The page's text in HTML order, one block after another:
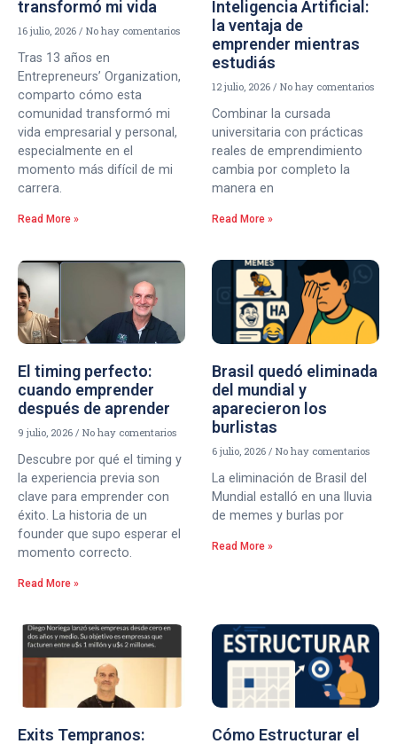
transformó mi vida
16 julio, 2026 No hay comentarios
Tras 13 años en
Entrepreneurs’ Organization,
comparto cómo esta
comunidad transformó mi
vida empresarial y personal,
especialmente en el
momento más difícil de mi
carrera.
Read More »
Inteligencia Artificial:
la ventaja de
emprender mientras
estudiás
12 julio, 2026 No hay comentarios
Combinar la cursada
universitaria con prácticas
reales de emprendimiento
cambia por completo la
manera en
Read More »
El timing perfecto:
cuando emprender
después de aprender
9 julio, 2026 No hay comentarios
Descubre por qué el timing y
la experiencia previa son
clave para emprender con
éxito. La historia de un
founder que supo esperar el
momento correcto.
Read More »
Brasil quedó eliminada
del mundial y
aparecieron los
burlistas
6 julio, 2026 No hay comentarios
La eliminación de Brasil del
Mundial estalló en una lluvia
de memes y burlas por
Read More »
Exits Tempranos: Cómo Estructurar el